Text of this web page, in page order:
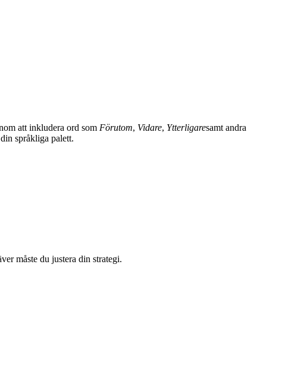
att inkludera ord som Förutom, Vidare, Ytterligaresamt andra
språkliga palett.
måste du justera din strategi.